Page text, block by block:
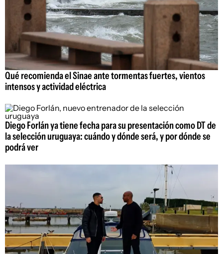
Qué recomienda el Sinae ante tormentas fuertes, vientos
intensos y actividad eléctrica
Diego Forlán ya tiene fecha para su presentación como DT de
la selección uruguaya: cuándo y dónde será, y por dónde se
podrá ver